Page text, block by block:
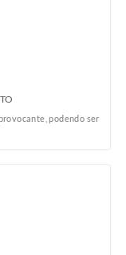
podendo ser